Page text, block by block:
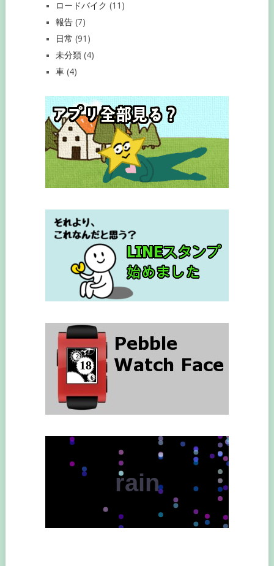
ロードバイク (11)
報告(7)
日常 (91)
未分類(4)
車(4)